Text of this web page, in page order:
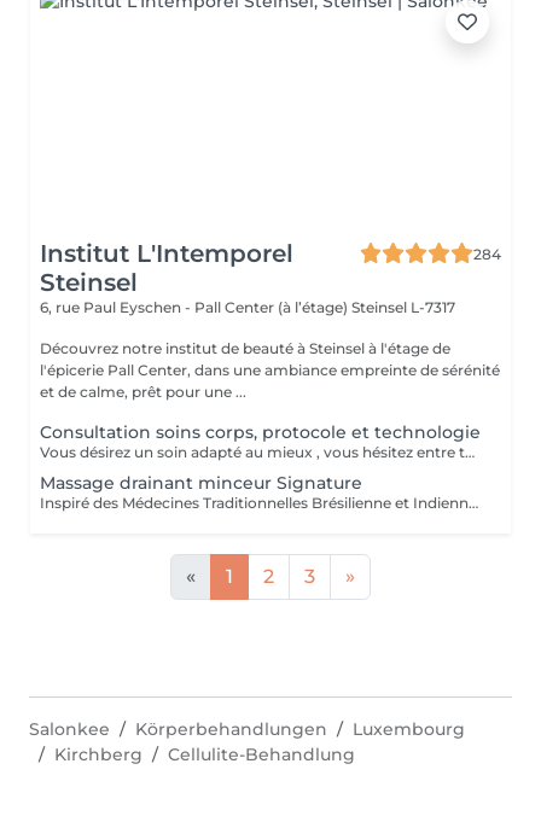
Institut L'Intemporel
Steinsel
284
6, rue Paul Eyschen - Pall Center (à l’étage) Steinsel L-7317
Découvrez notre institut de beauté à Steinsel à l'étage de
l'épicerie Pall Center, dans une ambiance empreinte de sérénité
et de calme, prêt pour une ...
Consultation soins corps, protocole et technologie
Vous désirez un soin adapté au mieux , vous hésitez entre toutes nos techniques , machines et protocoles divers. Nous avons donc mis en place ce moment privilégié avec une esthéticienne , qui vous écoutera et répondra à vos attentes en vous conseillant au mieux . Les 25€ de la consultation vous seront déduits de votre soin si vous prenez rdv .
Massage drainant minceur Signature
Inspiré des Médecines Traditionnelles Brésilienne et Indienne, ce soin allie des manuvres de pétrissage, frictions et percussions pour apporter une détoxification et un drainage des tissus, un équilibre global du corps afin de restaurer son image de soi. Conseillé en cure de minimum 10 séances + 2 gratuites.
« 1 2 3 »
Salonkee Körperbehandlungen
Luxembourg
Kirchberg
Cellulite-Behandlung